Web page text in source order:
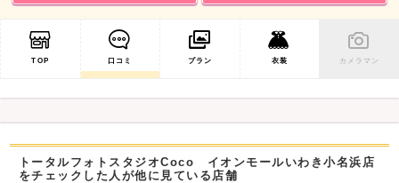
TOP 口コミ プラン 衣装 カメラマン
トータルフォトスタジオCoco イオンモールいわき小名浜店
をチェックした人が他に見ている店舗